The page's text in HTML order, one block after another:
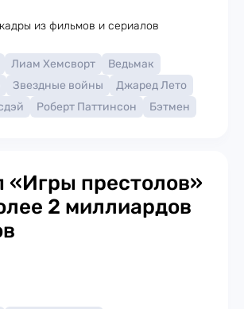
из фильмов и сериалов
Лиам Хемсворт
Ведьмак
Звездные войны
Джаред Лето
Роберт Паттинсон Бэтмен
«Игры престолов»
2 миллиардов